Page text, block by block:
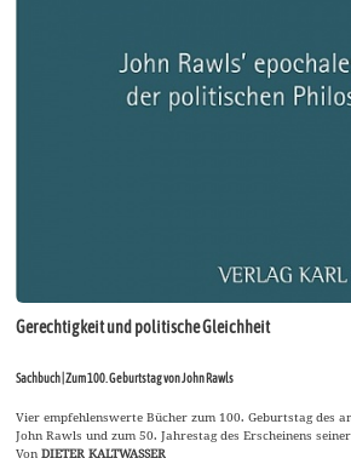
Gerechtigkeit und politische Gleichheit
Sachbuch | Zum 100. Geburtstag von John Rawls
Vier empfehlenswerte Bücher zum 100. Geburtstag des
John Rawls und zum 50. Jahrestag des Erscheinens
VonDIETER KALTWASSER